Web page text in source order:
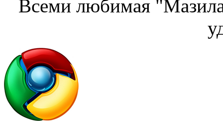
Всеми любимая